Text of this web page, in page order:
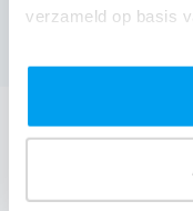
verzameld op basis
DJ huren voor
EenDJ hurenzonder